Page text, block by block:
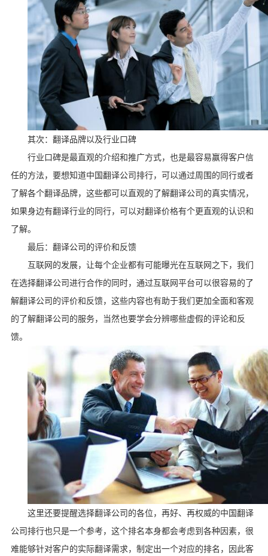
其次：翻译品牌以及行业口碑
行业口碑是最直观的介绍和推广方式，也是最容易赢得客户信
任的方法，要想知道中国翻译公司排行，可以通过周围的同行或者
了解各个翻译品牌，这些都可以直观的了解翻译公司的真实情况，
如果身边有翻译行业的同行，可以对翻译价格有个更直观的认识和
了解。
最后：翻译公司的评价和反馈
互联网的发展，让每个企业都有可能曝光在互联网之下，我们
在选择翻译公司进行合作的同时，通过互联网平台可以很容易的了
解翻译公司的评价和反馈，这些内容也有助于我们更加全面和客观
的了解翻译公司的服务，当然也要学会分辨哪些虚假的评论和反
馈。
这里还要提醒选择翻译公司的各位，再好、再权威的中国翻译
公司排行也只是一个参考，这个排名本身都会考虑到各种因素，很
难能够针对客户的实际翻译需求，制定出一个对应的排名，因此客